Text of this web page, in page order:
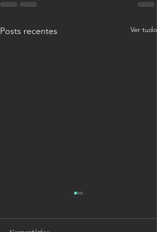
Posts recentes Ver tudo